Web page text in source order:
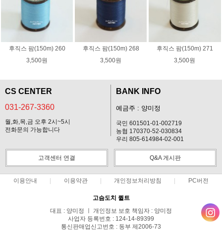
후직스 팜(150m) 260
3,500원
후직스 팜(150m) 268
3,500원
후직스 팜(150m) 271
3,500원
CS CENTER
031-267-3360
월,화,목,금 오후 2시~5시
전화문의 가능합니다
BANK INFO
예금주 : 양미정
국민 601501-01-002719
농협 170370-52-030834
우리 805-614984-02-001
고객센터 연결 Q&A 게시판
이용안내 이용약관 개인정보처리방침 PC버전
고슴도치 퀼트
대표 : 양미정 ㅣ 개인정보 보호 책임자 : 양미정
사업자 등록번호 : 124-14-89399
통신판매업신고번호 : 동부 제2006-73